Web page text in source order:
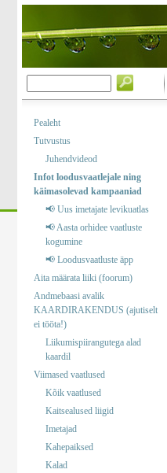
Pealeht
Tutvustus
Juhendvideod
Infot loodusvaatlejale ning
käimasolevad kampaaniad
📢 Uus imetajate levikuatlas
📢 Aasta orhidee vaatluste
kogumine
📢 Loodusvaatluste äpp
Aita määrata liiki (foorum)
Andmebaasi avalik
KAARDIRAKENDUS (ajutiselt
ei tööta!)
Liikumispiirangutega alad
kaardil
Viimased vaatlused
Kõik vaatlused
Kaitsealused liigid
Imetajad
Kahepaiksed
Kalad